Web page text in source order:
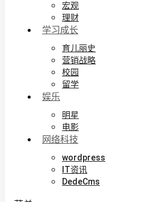
宏观
理财
学习成长
育儿丽史
营销战略
校园
留学
娱乐
明星
电影
网络科技
wordpress
IT资讯
DedeCms